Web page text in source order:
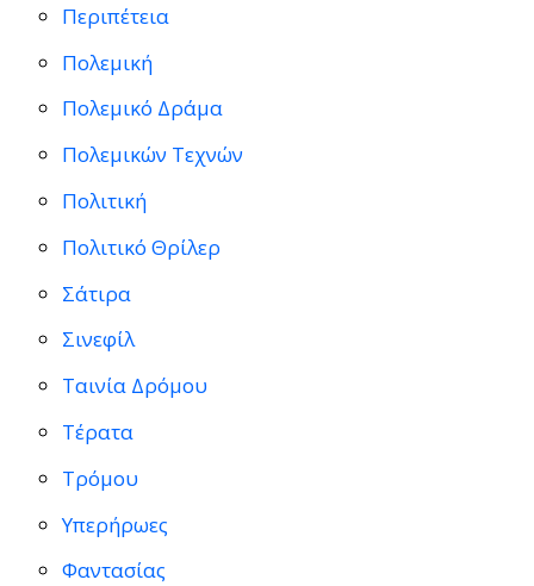
Περιπέτεια
Πολεμική
Πολεμικό Δράμα
Πολεμικών Τεχνών
Πολιτική
Πολιτικό Θρίλερ
Σάτιρα
Σινεφίλ
Ταινία Δρόμου
Τέρατα
Τρόμου
Υπερήρωες
Φαντασίας